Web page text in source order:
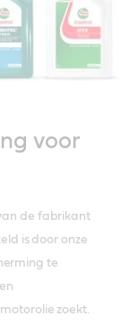
voor
de fabrikant
is door onze
te
zoekt.